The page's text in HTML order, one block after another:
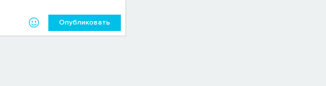
Опубликовать